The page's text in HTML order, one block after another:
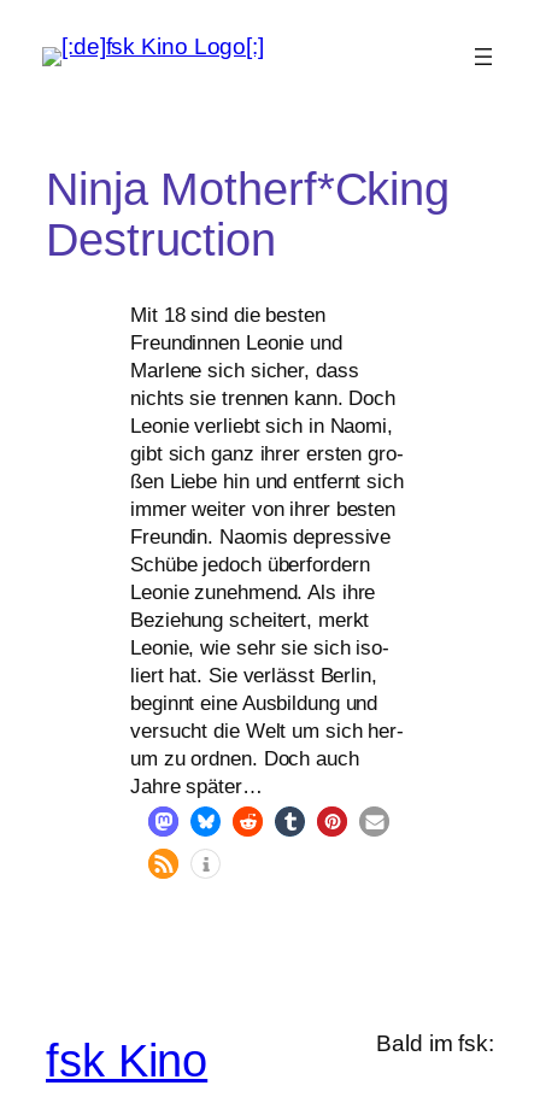
Ninja Motherf*Cking
Destruction
Mit 18 sind die bes­ten
Freundinnen Leonie und
Marlene sich sicher, dass
nichts sie tren­nen kann. Doch
Leonie ver­liebt sich in Naomi,
gibt sich ganz ihrer ers­ten gro­
ßen Liebe hin und ent­fernt sich
immer wei­ter von ihrer bes­ten
Freundin. Naomis depres­si­ve
Schübe jedoch über­for­dern
Leonie zuneh­mend. Als ihre
Beziehung schei­tert, merkt
Leonie, wie sehr sie sich iso­
liert hat. Sie ver­lässt Berlin,
beginnt eine Ausbildung und
ver­sucht die Welt um sich her­
um zu ord­nen. Doch auch
Jahre später…
fsk Kino Bald im fsk: